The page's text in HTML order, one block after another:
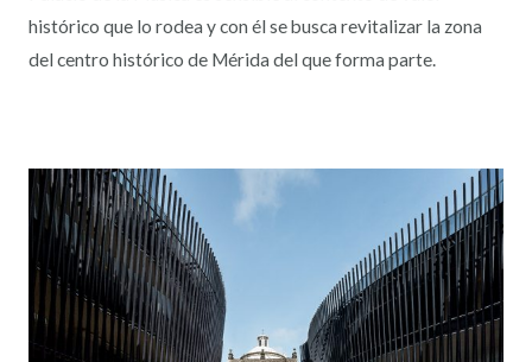
histórico que lo rodea y con él se busca revitalizar la zona
del centro histórico de Mérida del que forma parte.